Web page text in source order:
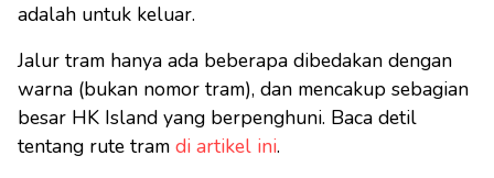
adalah untuk keluar.
Jalur tram hanya ada beberapa dibedakan dengan
warna (bukan nomor tram), dan mencakup sebagian
besar HK Island yang berpenghuni. Baca detil
tentang rute tram di artikel ini.